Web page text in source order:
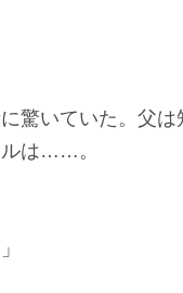
驚いていた。父
ルは……。